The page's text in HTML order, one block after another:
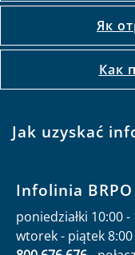
Як
Как
Jak uzyskać
Infolinia BRPO
poniedziałki 10:00 -
wtorek - piątek 8:00